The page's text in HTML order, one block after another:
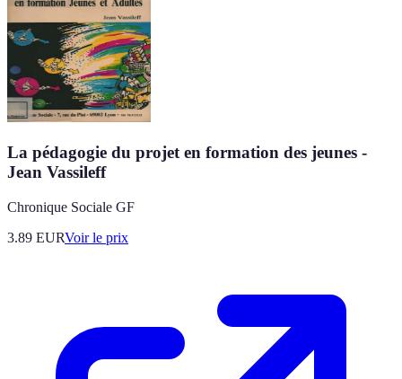
La pédagogie du projet en formation des jeunes -
Jean Vassileff
Chronique Sociale GF
3.89 EURVoir le prix